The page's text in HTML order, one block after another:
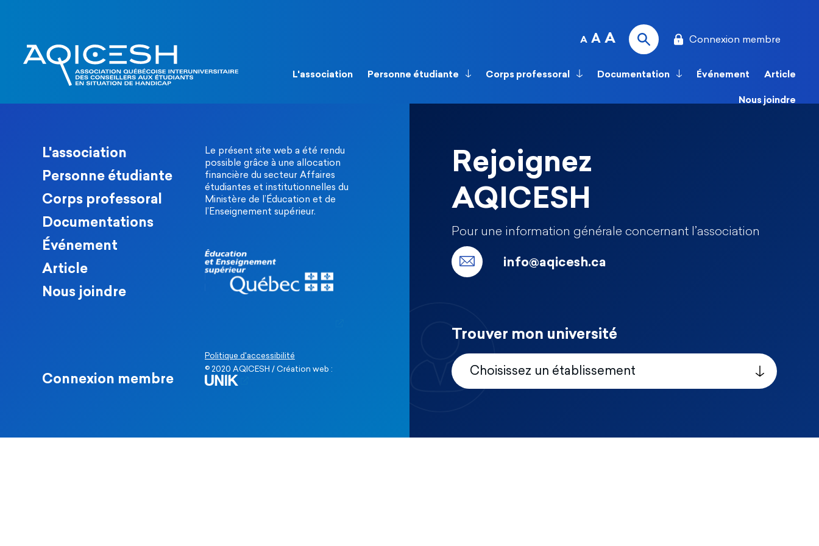
A A A Connexion membre
L'association Personne étudiante Corps professoral Documentation Événement Article
Nous joindre
L'association
Personne étudiante
Corps professoral
Documentations
Événement
Article
Nous joindre
Connexion membre
Le présent site web a été rendu
possible grâce à une allocation
financière du secteur Affaires
étudiantes et institutionnelles du
Ministère de l’Éducation et de
l’Enseignement supérieur.
Politique d'accessibilité
© 2020 AQICESH / Création web :
Rejoignez
AQICESH
Pour une information générale concernant l’association
info@aqicesh.ca
Trouver mon université
Choisissez un établissement